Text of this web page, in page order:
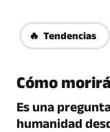
🔥 Tendencias
Cómo
Es una
humanidad